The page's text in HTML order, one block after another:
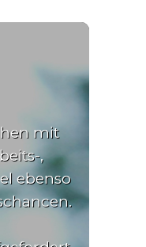
mit
,
ebenso